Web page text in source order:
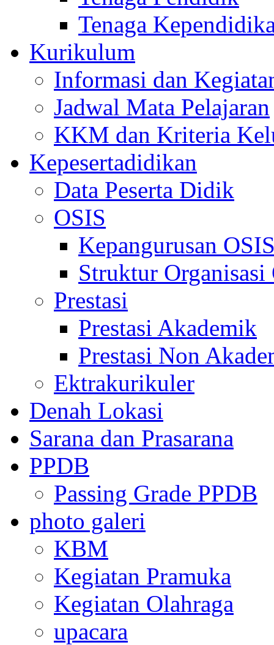
Tenaga
Kurikulum
Informasi dan
Jadwal Mata Pelajaran
KKM dan Kriteria
Kepesertadidikan
Data Peserta Didik
OSIS
Kepangurusan
Struktur Organisasi
Prestasi
Prestasi Akademik
Prestasi Non
Ektrakurikuler
Denah Lokasi
Sarana dan Prasarana
PPDB
Passing Grade PPDB
photo galeri
KBM
Kegiatan Pramuka
Kegiatan Olahraga
upacara